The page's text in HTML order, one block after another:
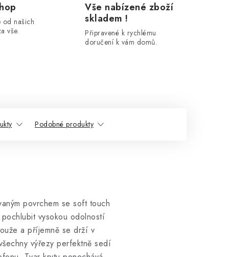
od našich
vše.
Vše nabízené zboží
skladem !
Připravené k rychlému
doručení k vám domů.
Podobné produkty
povrchem se soft touch
vysokou odolností
a příjemně se drží v
výřezy perfektně sedí